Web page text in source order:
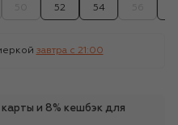
52 54
завтра c 21:00
и 8% кешбэк для